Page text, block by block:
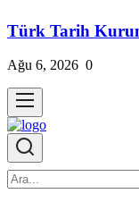
Türk Tarih
Ağu 6, 2026 0